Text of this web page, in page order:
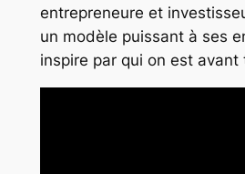
entrepreneure et
un modèle puissant à ses
inspire par qui on est avant